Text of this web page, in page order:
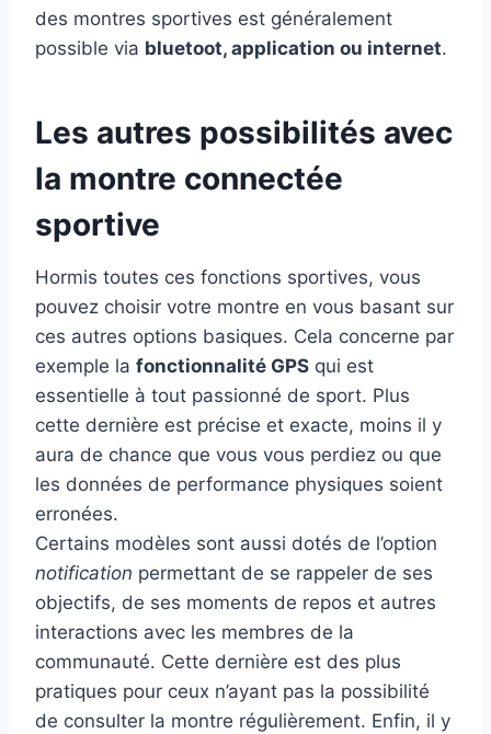
des montres sportives est généralement
possible via bluetoot, application ou internet.
Les autres possibilités avec
la montre connectée
sportive
Hormis toutes ces fonctions sportives, vous
pouvez choisir votre montre en vous basant sur
ces autres options basiques. Cela concerne par
exemple la fonctionnalité GPS qui est
essentielle à tout passionné de sport. Plus
cette dernière est précise et exacte, moins il y
aura de chance que vous vous perdiez ou que
les données de performance physiques soient
erronées.
Certains modèles sont aussi dotés de l’option
notification permettant de se rappeler de ses
objectifs, de ses moments de repos et autres
interactions avec les membres de la
communauté. Cette dernière est des plus
pratiques pour ceux n’ayant pas la possibilité
de consulter la montre régulièrement. Enfin, il y